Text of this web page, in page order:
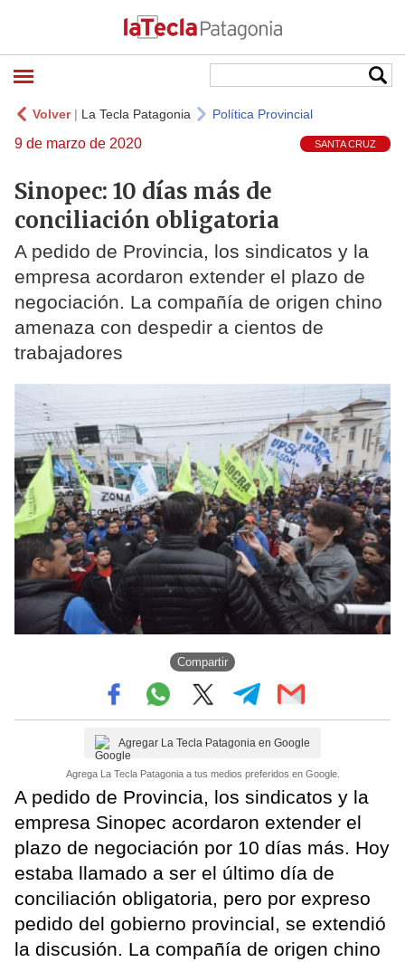
Volver| La Tecla Patagonia Política Provincial
9 de marzo de 2020 SANTA CRUZ
Sinopec: 10 días más de
conciliación obligatoria
A pedido de Provincia, los sindicatos y la
empresa acordaron extender el plazo de
negociación. La compañía de origen chino
amenaza con despedir a cientos de
trabajadores
Compartir
Agregar La Tecla Patagonia en Google
Agrega La Tecla Patagonia a tus medios preferidos en Google.
A pedido de Provincia, los sindicatos y la
empresa Sinopec acordaron extender el
plazo de negociación por 10 días más. Hoy
estaba llamado a ser el último día de
conciliación obligatoria, pero por expreso
pedido del gobierno provincial, se extendió
la discusión. La compañía de origen chino